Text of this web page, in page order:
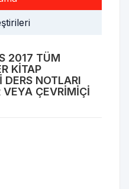
2017 TÜM
KITAP
DERS NOTLARI
VEYA ÇEVRIMIÇI